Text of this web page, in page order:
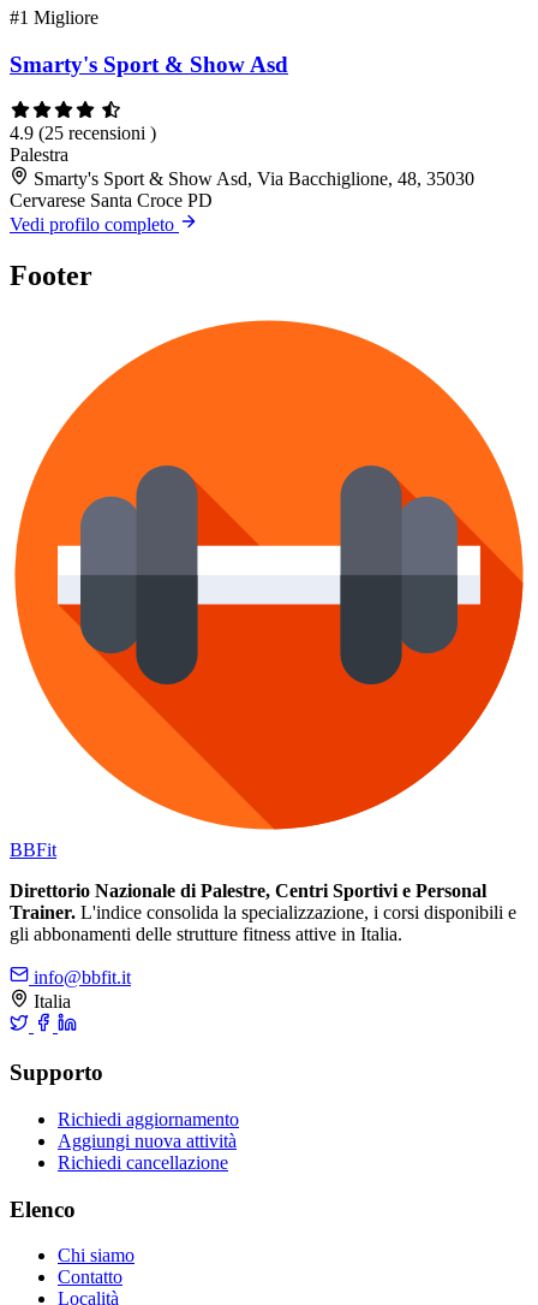
#1 Migliore
Smarty's Sport & Show Asd
4.9 (25 recensioni )
Palestra
Smarty's Sport & Show Asd, Via Bacchiglione, 48, 35030
Cervarese Santa Croce PD
Vedi profilo completo
Footer
BBFit
Direttorio Nazionale di Palestre, Centri Sportivi e Personal
Trainer. L'indice consolida la specializzazione, i corsi disponibili e
gli abbonamenti delle strutture fitness attive in Italia.
info@bbfit.it
Italia
Supporto
Richiedi aggiornamento
Aggiungi nuova attività
Richiedi cancellazione
Elenco
Chi siamo
Contatto
Località